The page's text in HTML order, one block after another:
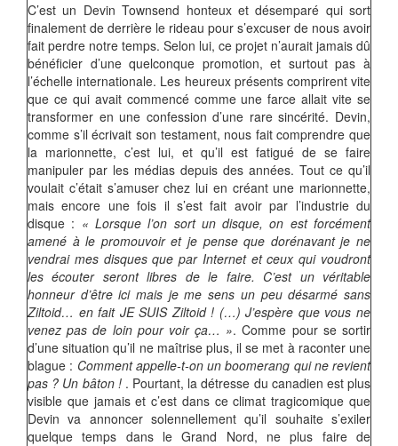
C’est un Devin Townsend honteux et désemparé qui sort
finalement de derrière le rideau pour s’excuser de nous avoir
fait perdre notre temps. Selon lui, ce projet n’aurait jamais dû
bénéficier d’une quelconque promotion, et surtout pas à
l’échelle internationale. Les heureux présents comprirent vite
que ce qui avait commencé comme une farce allait vite se
transformer en une confession d’une rare sincérité. Devin,
comme s’il écrivait son testament, nous fait comprendre que
la marionnette, c’est lui, et qu’il est fatigué de se faire
manipuler par les médias depuis des années. Tout ce qu’il
voulait c’était s’amuser chez lui en créant une marionnette,
mais encore une fois il s’est fait avoir par l’industrie du
disque : « Lorsque l’on sort un disque, on est forcément
amené à le promouvoir et je pense que dorénavant je ne
vendrai mes disques que par Internet et ceux qui voudront
les écouter seront libres de le faire. C’est un véritable
honneur d’être ici mais je me sens un peu désarmé sans
Ziltoid… en fait JE SUIS Ziltoid ! (…) J’espère que vous ne
venez pas de loin pour voir ça… ». Comme pour se sortir
d’une situation qu’il ne maîtrise plus, il se met à raconter une
blague : Comment appelle-t-on un boomerang qui ne revient
pas ? Un bâton ! . Pourtant, la détresse du canadien est plus
visible que jamais et c’est dans ce climat tragicomique que
Devin va annoncer solennellement qu’il souhaite s’exiler
quelque temps dans le Grand Nord, ne plus faire de